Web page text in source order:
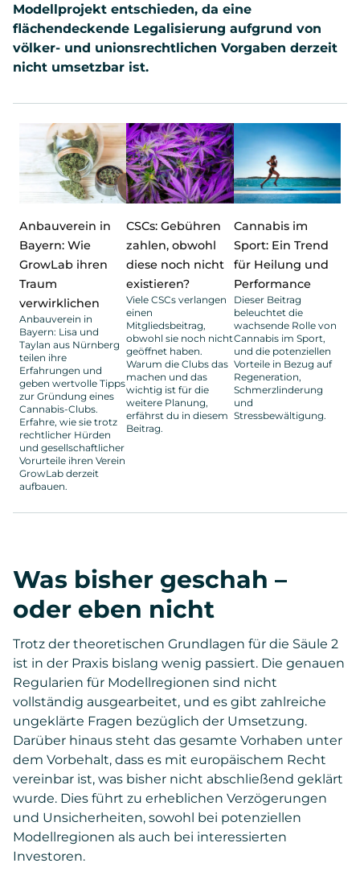
Modellprojekt entschieden, da eine
flächendeckende Legalisierung aufgrund von
völker- und unionsrechtlichen Vorgaben derzeit
nicht umsetzbar ist.
Anbauverein in
Bayern: Wie
GrowLab ihren
Traum
verwirklichen
Anbauverein in
Bayern: Lisa und
Taylan aus Nürnberg
teilen ihre
Erfahrungen und
geben wertvolle Tipps
zur Gründung eines
Cannabis-Clubs.
Erfahre, wie sie trotz
rechtlicher Hürden
und gesellschaftlicher
Vorurteile ihren Verein
GrowLab derzeit
aufbauen.
CSCs: Gebühren
zahlen, obwohl
diese noch nicht
existieren?
Viele CSCs verlangen
einen
Mitgliedsbeitrag,
obwohl sie noch nicht
geöffnet haben.
Warum die Clubs das
machen und das
wichtig ist für die
weitere Planung,
erfährst du in diesem
Beitrag.
Cannabis im
Sport: Ein Trend
für Heilung und
Performance
Dieser Beitrag
beleuchtet die
wachsende Rolle von
Cannabis im Sport,
und die potenziellen
Vorteile in Bezug auf
Regeneration,
Schmerzlinderung
und
Stressbewältigung.
Was bisher geschah –
oder eben nicht
Trotz der theoretischen Grundlagen für die Säule 2
ist in der Praxis bislang wenig passiert. Die genauen
Regularien für Modellregionen sind nicht
vollständig ausgearbeitet, und es gibt zahlreiche
ungeklärte Fragen bezüglich der Umsetzung.
Darüber hinaus steht das gesamte Vorhaben unter
dem Vorbehalt, dass es mit europäischem Recht
vereinbar ist, was bisher nicht abschließend geklärt
wurde. Dies führt zu erheblichen Verzögerungen
und Unsicherheiten, sowohl bei potenziellen
Modellregionen als auch bei interessierten
Investoren.